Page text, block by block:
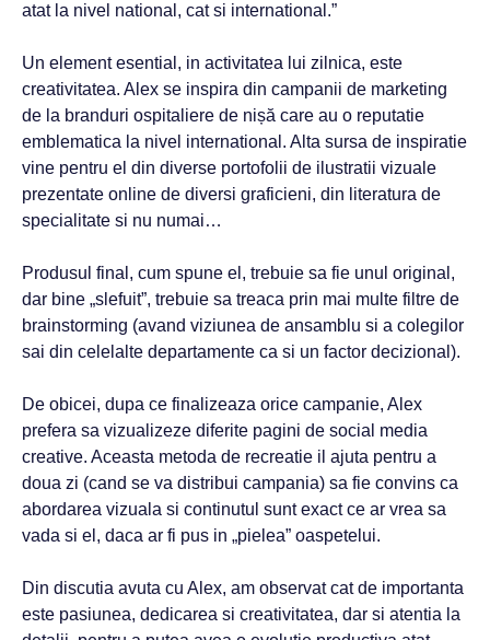
atat la nivel national, cat si international.”
Un element esential, in activitatea lui zilnica, este
creativitatea. Alex se inspira din campanii de marketing
de la branduri ospitaliere de nișă care au o reputatie
emblematica la nivel international. Alta sursa de inspiratie
vine pentru el din diverse portofolii de ilustratii vizuale
prezentate online de diversi graficieni, din literatura de
specialitate si nu numai…
Produsul final, cum spune el, trebuie sa fie unul original,
dar bine „slefuit”, trebuie sa treaca prin mai multe filtre de
brainstorming (avand viziunea de ansamblu si a colegilor
sai din celelalte departamente ca si un factor decizional).
De obicei, dupa ce finalizeaza orice campanie, Alex
prefera sa vizualizeze diferite pagini de social media
creative. Aceasta metoda de recreatie il ajuta pentru a
doua zi (cand se va distribui campania) sa fie convins ca
abordarea vizuala si continutul sunt exact ce ar vrea sa
vada si el, daca ar fi pus in „pielea” oaspetelui.
Din discutia avuta cu Alex, am observat cat de importanta
este pasiunea, dedicarea si creativitatea, dar si atentia la